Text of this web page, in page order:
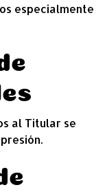
especialmente
al Titular se